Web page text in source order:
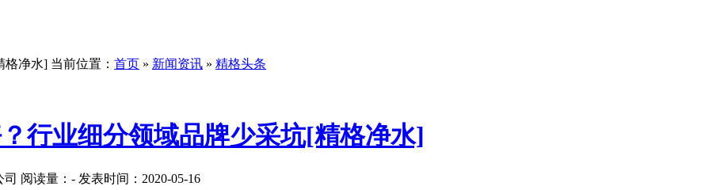
当前位置： 首页 » 新闻资讯 » 精格头条
行业细分领域品牌少采坑[精格净水]
阅读量： - 发表时间：2020-05-16